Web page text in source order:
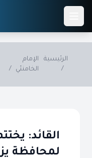
Skip to main content
الرئيسية
/
الإمام
الخامنئي
/
القائد:
لمحافظة